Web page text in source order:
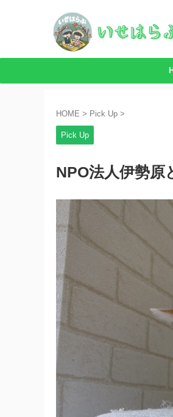
HOME > Pick Up >
Pick Up
NPO法人伊勢